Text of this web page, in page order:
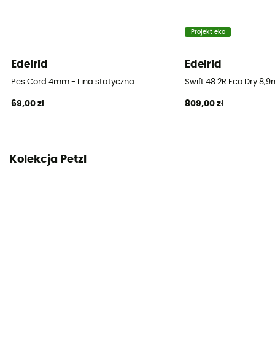
Lina
Cord
Średnica
Długość
20 m / 30 m
Edelrid
Pes Cord 4mm - Lina statyczna
69,00 zł
Projekt eko
Edelrid
Swift 48 2R Eco Dry
809,00 zł
Kolekcja Petzl